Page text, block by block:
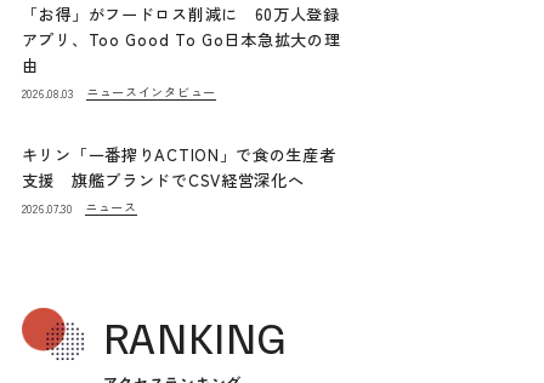
「お得」がフードロス削減に 60万人登録
アプリ、Too Good To Go日本急拡大の理
由
2026.08.03 ニュース インタビュー
キリン「一番搾りACTION」で食の生産者
支援 旗艦ブランドでCSV経営深化へ
2026.07.30 ニュース
RANKING